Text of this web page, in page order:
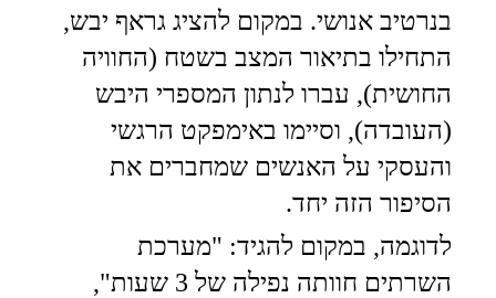
בנרטיב אנושי. במקום להציג גראף יבש,
התחילו בתיאור המצב בשטח (החוויה
החושית), עברו לנתון המספרי היבש
(העובדה), וסיימו באימפקט הרגשי
והעסקי על האנשים שמחברים את
הסיפור הזה יחד.
לדוגמה, במקום להגיד: "מערכת
השרתים חוותה נפילה של 3 שעות",